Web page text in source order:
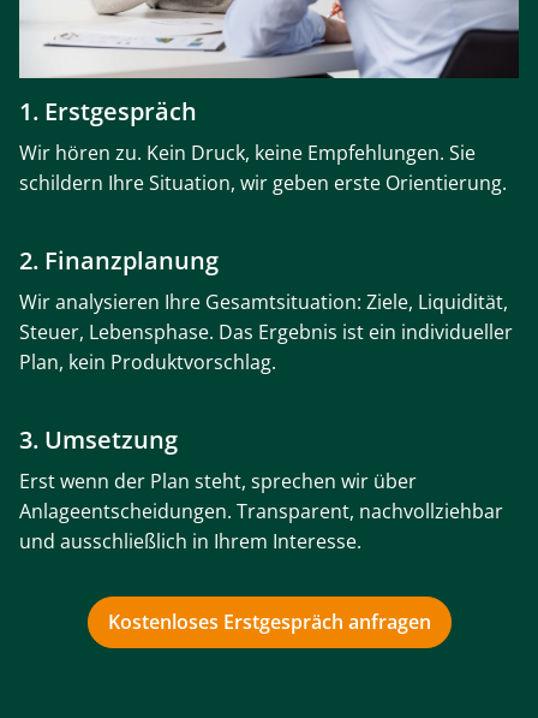
1. Erstgespräch
Wir hören zu. Kein Druck, keine Empfehlungen. Sie
schildern Ihre Situation, wir geben erste Orientierung.
2. Finanzplanung
Wir analysieren Ihre Gesamtsituation: Ziele, Liquidität,
Steuer, Lebensphase. Das Ergebnis ist ein individueller
Plan, kein Produktvorschlag.
3. Umsetzung
Erst wenn der Plan steht, sprechen wir über
Anlageentscheidungen. Transparent, nachvollziehbar
und ausschließlich in Ihrem Interesse.
Kostenloses Erstgespräch anfragen